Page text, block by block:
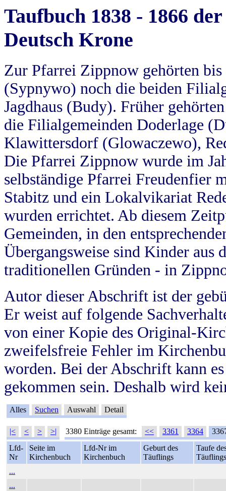
Taufbuch 1838 - 1866
Deutsch Krone
Zur Pfarrei Zippnow gehörten
(Sypnywo) noch die beiden
Jagdhaus (Budy). Früher
die Filialgemeinden Doderlage
Klawittersdorf (Glowaczewo),
Die Pfarrei Zippnow wurde im
selbständige Pfarrei Freudenfier
Stabitz und ein Lokalvikariat
wurden errichtet. Ab diesem
Gemeinden, in den
Übergangsweise sind Kinder aus
traditionellen Gründen - in
Autor dieser Abschrift ist der
Er weist auf folgende
von einer Kopie des Original-
zweifelsfreie Fehler im
worden. Bei der Abschrift kann
gekommen sein. Deshalb wird
Alles Suchen Auswahl Detail
|< < > >| 3380 Einträge gesamt: << 3361 3364
Lfd-
Nr
Seite im
Kirchenbuch
Lfd-Nr im
Kirchenbuch
Geburt des
Täuflings
Taufe
Täuflings
...
...